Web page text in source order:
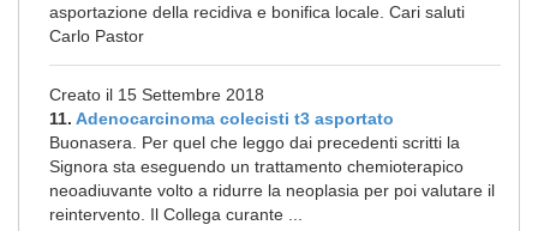
asportazione della recidiva e bonifica locale. Cari saluti
Carlo Pastor
Creato il 15 Settembre 2018
11. Adenocarcinoma colecisti t3 asportato
Buonasera. Per quel che leggo dai precedenti scritti la
Signora sta eseguendo un trattamento chemioterapico
neoadiuvante volto a ridurre la neoplasia per poi valutare il
reintervento. Il Collega curante ...